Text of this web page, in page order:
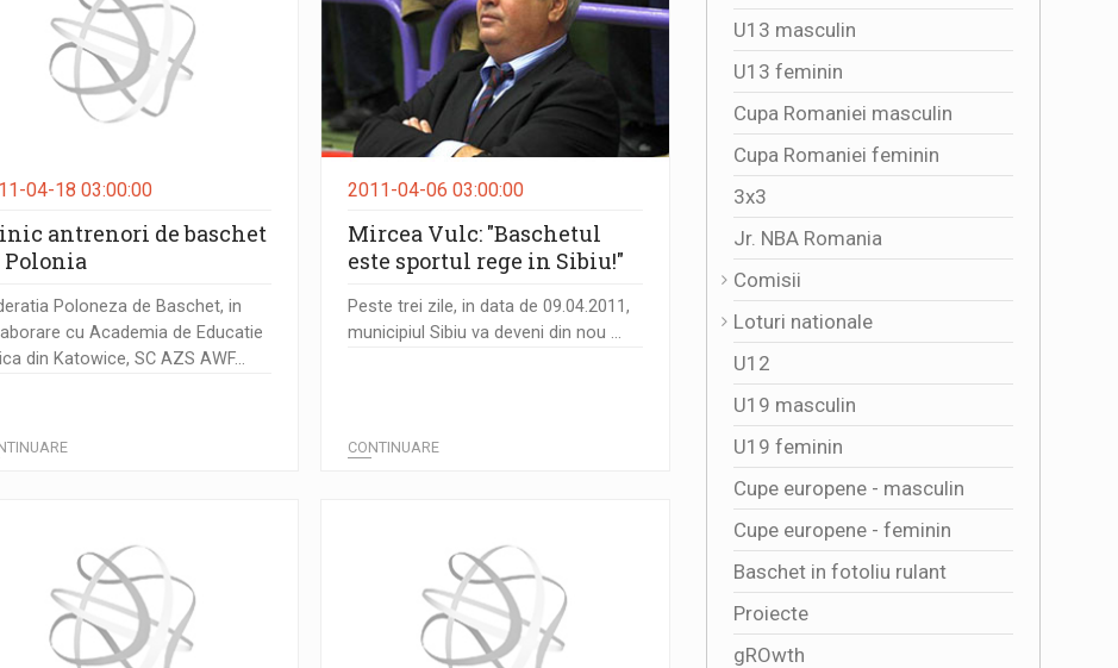
04-18 03:00:00
antrenori de baschet
Poloneza de Baschet, in
cu Academia de Educatie
din Katowice, SC AZS AWF...
2011-04-06 03:00:00
Mircea Vulc: "Baschetul
este sportul rege in Sibiu!"
Peste trei zile, in data de 09.04.2011,
municipiul Sibiu va deveni din nou ...
CONTINUARE
U13 masculin
U13 feminin
Cupa Romaniei masculin
Cupa Romaniei feminin
3x3
Jr. NBA Romania
Comisii
Loturi nationale
U12
U19 masculin
U19 feminin
Cupe europene - masculin
Cupe europene - feminin
Baschet in fotoliu rulant
Proiecte
gROwth